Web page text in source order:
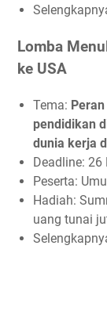
Lomba
ke USA
Tema:
pendidikan
dunia kerja
Deadline: 26
Peserta:
Hadiah:
uang tunai